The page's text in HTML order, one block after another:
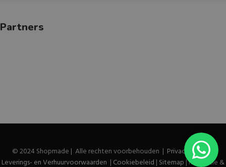
Partners
© 2024 Shopmade | Alle rechten voorbehouden | Privacybeleid|
Leverings- en Verhuurvoorwaarden | Cookiebeleid | Sitemap | Realisatie &